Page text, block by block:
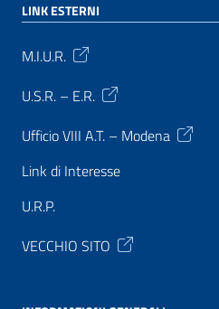
LINK ESTERNI
M.I.U.R.
U.S.R. – E.R.
Ufficio VIII A.T. – Modena
Link di Interesse
U.R.P.
VECCHIO SITO